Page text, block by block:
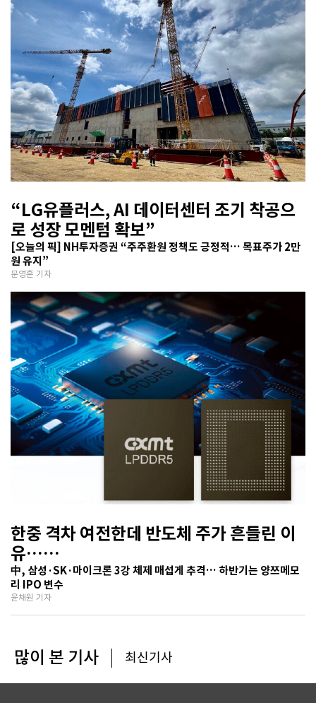
“LG유플러스, AI 데이터센터 조기 착공으
로 성장 모멘텀 확보”
[오늘의 픽] NH투자증권 “주주환원 정책도 긍정적… 목표주가 2만
원 유지”
문영훈 기자
한중 격차 여전한데 반도체 주가 흔들린 이
유…
기술보다 무서운 ‘과점 균열’ 공포
中, 삼성·SK·마이크론 3강 체제 매섭게 추격… 하반기는 양쯔메모
리 IPO 변수
윤채원 기자
많이 본 기사 최신기사